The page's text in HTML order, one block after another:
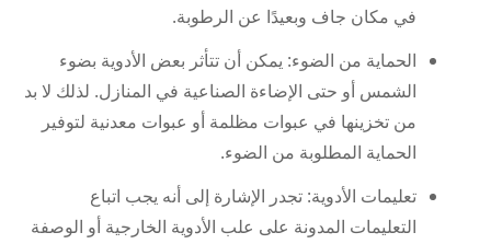
في مكان جاف وبعيدًا عن الرطوبة.
الحماية من الضوء: يمكن أن تتأثر بعض الأدوية بضوء
الشمس أو حتى الإضاءة الصناعية في المنازل. لذلك لا بد
من تخزينها في عبوات مظلمة أو عبوات معدنية لتوفير
الحماية المطلوبة من الضوء.
تعليمات الأدوية: تجدر الإشارة إلى أنه يجب اتباع
التعليمات المدونة على علب الأدوية الخارجية أو الوصفة